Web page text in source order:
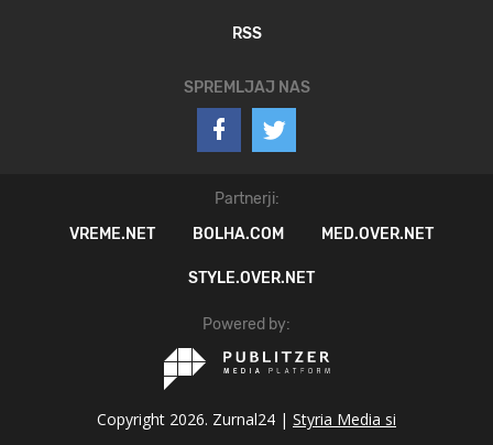
RSS
SPREMLJAJ NAS
Partnerji:
VREME.NET
BOLHA.COM MED.OVER.NET
STYLE.OVER.NET
Powered by:
Copyright 2026. Zurnal24 | Styria Media si